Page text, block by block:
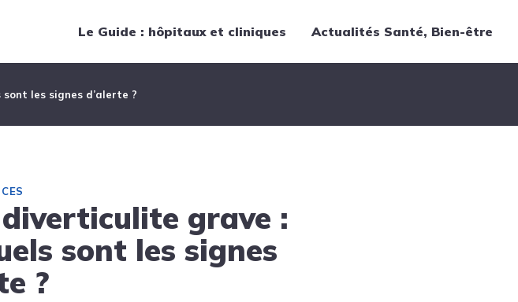
Le Guide : hôpitaux et cliniques Actualités Santé, Bien-être
les signes d’alerte ?
grave :
sont les signes
?